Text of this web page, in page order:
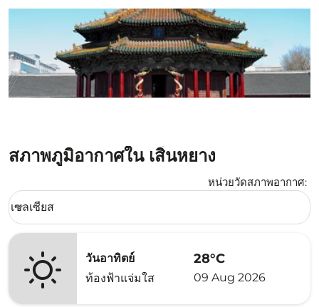
สภาพภูมิอากาศใน เสิ่นหยาง
หน่วยวัดสภาพอากาศ:
Weather unit option เซลเซียส Selected
เซลเซียส
keyboard_arrow_down
วันอาทิตย์
ท้องฟ้าแจ่มใส
28°C
09 Aug 2026